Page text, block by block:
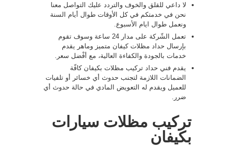
لا داعي للقلق والخوف والتردد عليك التواصل معنا
نحن في خدمتكم في كل الأوقات طوال أيام السنة
ونعمل طوال ايام الأسبوع.
تعمل الشّركة على مدار 24 ساعة وسوف تقوم
بإرسال حداد مظلات كيفان متميز وماهر يقدم
خدمات بالجودة والكفاءة العالية، مع أفْضل سعر.
يقدم فني حداد تركيب مظلات بكيفان كافّة
الضمانات اللازمة لتجنب حدوث أي خسائر أو تلفيات
للعميل ويقدم له التعويض المادي في حالة حدوث أي
ضرر.
تركيب مظلات سيارات
بكيفان